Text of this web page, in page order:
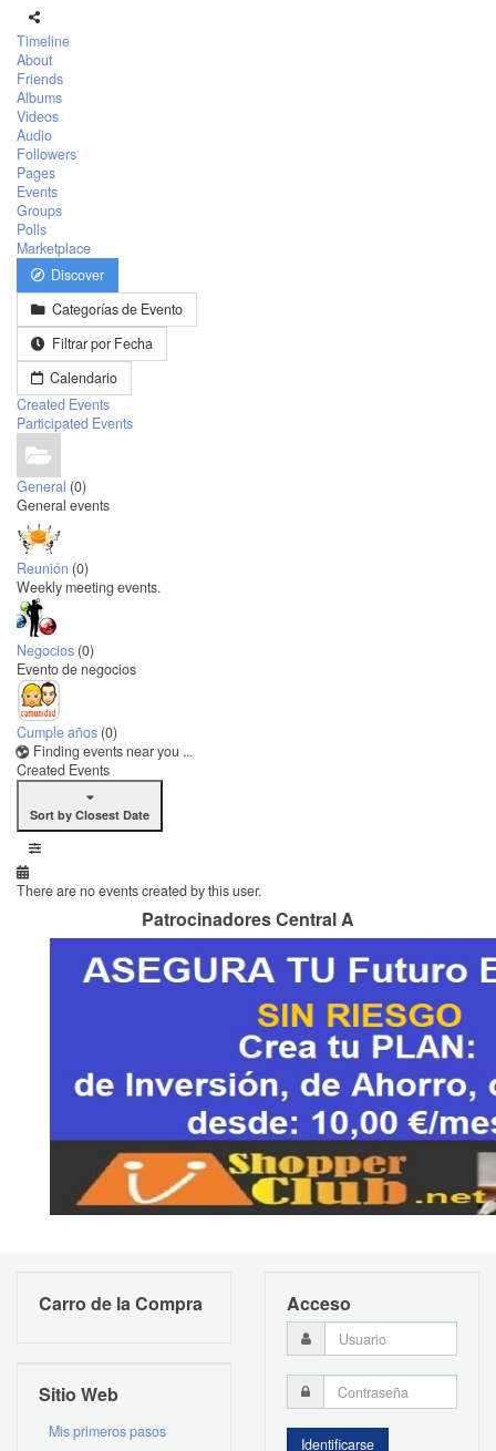
Timeline
About
Friends
Albums
Videos
Audio
Followers
Pages
Events
Groups
Polls
Marketplace
Discover
Categorías de Evento
Filtrar por Fecha
Calendario
Created Events
Participated Events
General (0)
General events
Reunión (0)
Weekly meeting events.
Negocios (0)
Evento de negocios
Cumple años (0)
Finding events near you ...
Created Events
Sort by Closest Date
There are no events created by this user.
Patrocinadores Central A
Carro de la Compra
Sitio Web
Mis primeros pasos
Acceso